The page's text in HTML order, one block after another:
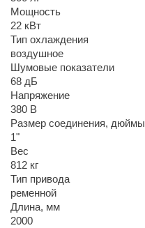
Мощность
22 кВт
Тип охлаждения
воздушное
Шумовые показатели
68 дБ
Напряжение
380 В
Размер соединения, дюймы
1"
Вес
812 кг
Тип привода
ременной
Длина, мм
2000